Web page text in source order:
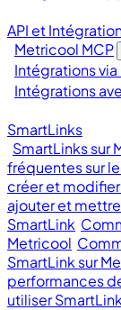
API et
Metricool MCP
Intégrations
Intégrations
SmartLinks
SmartLinks sur
fréquentes sur
créer et
ajouter et
SmartLink
Metricool
SmartLink sur
performances
utiliser